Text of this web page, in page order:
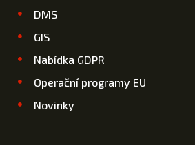
DMS
GIS
Nabídka GDPR
Operační programy EU
Novinky